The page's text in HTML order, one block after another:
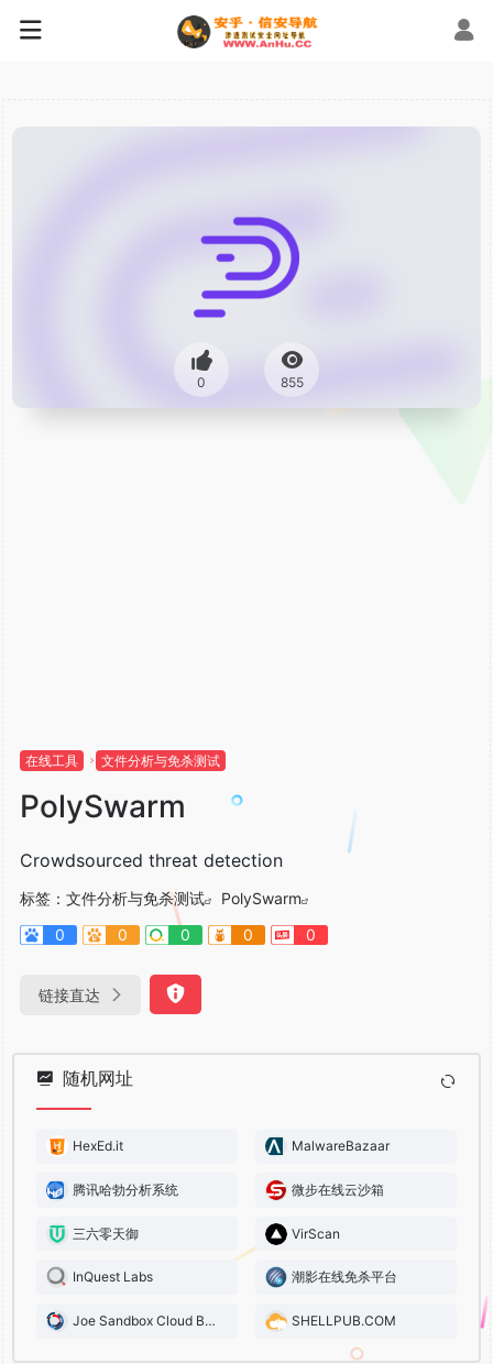
0 855
在线工具 文件分析与免杀测试
PolySwarm
Crowdsourced threat detection
标签： 文件分析与免杀测试
PolySwarm
0
0 0 0 0
链接直达
随机网址
HexEd.it MalwareBazaar
腾讯哈勃分析系统 微步在线云沙箱
三六零天御 VirScan
InQuest Labs 潮影在线免杀平台
Joe Sandbox Cloud Basic SHELLPUB.COM